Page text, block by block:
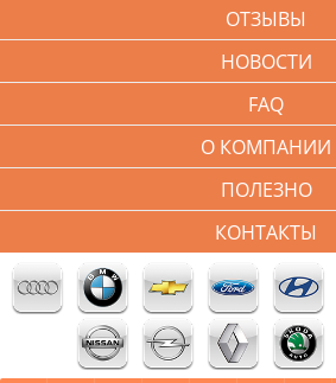
ОТЗЫВЫ
НОВОСТИ
FAQ
О КОМПАНИИ
ПОЛЕЗНО
КОНТАКТЫ